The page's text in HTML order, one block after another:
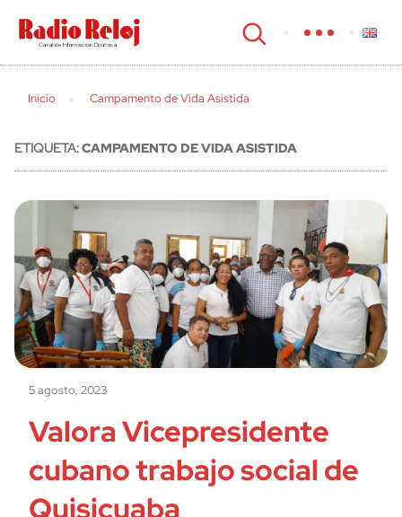
cerrar
Inicio Campamento de Vida Asistida
ETIQUETA:CAMPAMENTO DE VIDA ASISTIDA
5 agosto, 2023
Valora Vicepresidente
cubano trabajo social de
Quisicuaba